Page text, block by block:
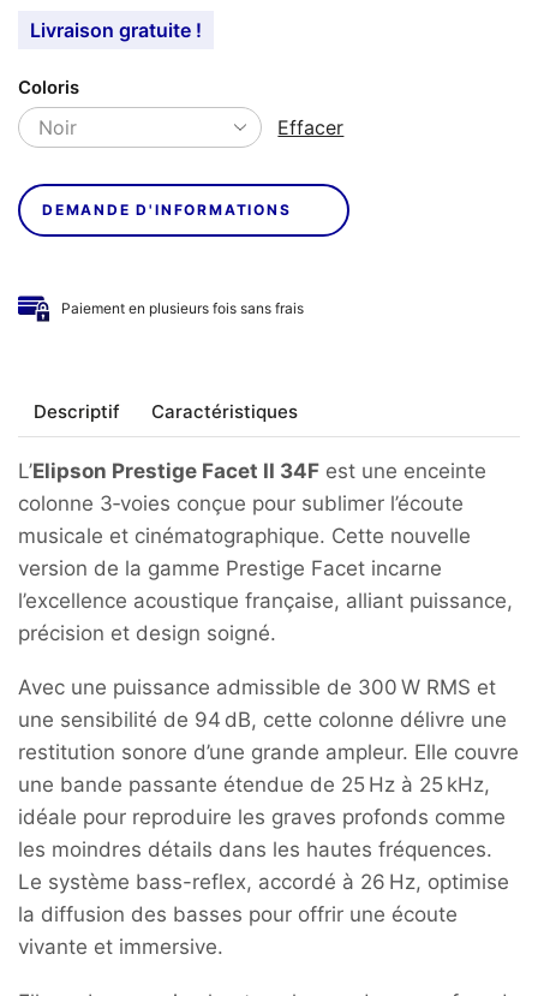
Livraison gratuite !
Coloris
Effacer
DEMANDE D'INFORMATIONS
Paiement en plusieurs fois sans frais
Descriptif Caractéristiques
L’Elipson Prestige Facet II 34F est une enceinte
colonne 3‑voies conçue pour sublimer l’écoute
musicale et cinématographique. Cette nouvelle
version de la gamme Prestige Facet incarne
l’excellence acoustique française, alliant puissance,
précision et design soigné.
Avec une puissance admissible de 300 W RMS et
une sensibilité de 94 dB, cette colonne délivre une
restitution sonore d’une grande ampleur. Elle couvre
une bande passante étendue de 25 Hz à 25 kHz,
idéale pour reproduire les graves profonds comme
les moindres détails dans les hautes fréquences.
Le système bass-reflex, accordé à 26 Hz, optimise
la diffusion des basses pour offrir une écoute
vivante et immersive.